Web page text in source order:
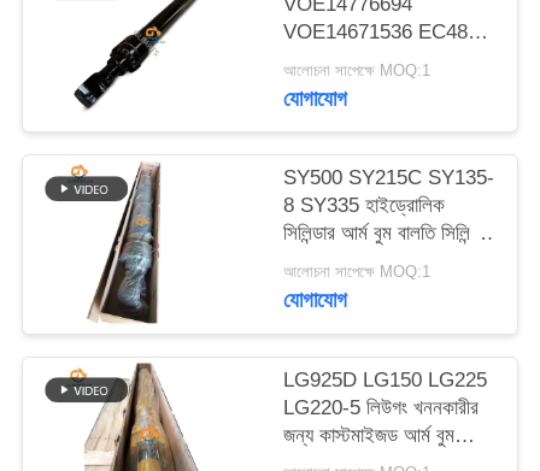
গোপনীয়তা
নীতি
VOE14671536 EC480D
EC480E EC750E এর
জন্য আর্ম বুম বকেট
আলোচনা সাপেক্ষে MOQ:1
যোগাযোগ
SY500 SY215C SY135-
8 SY335 হাইড্রোলিক
সিলিন্ডার আর্ম বুম বালতি সিলিন্ডার
খননকারীর উপর
আলোচনা সাপেক্ষে MOQ:1
যোগাযোগ
LG925D LG150 LG225
LG220-5 লিউগং খননকারীর
জন্য কাস্টমাইজড আর্ম বুম
বালতি হাইড্রোলিক সিলিন্ডার